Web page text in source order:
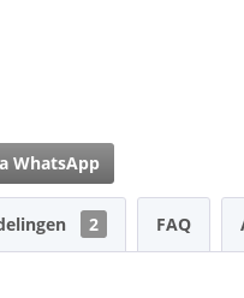
WhatsApp
2 FAQ